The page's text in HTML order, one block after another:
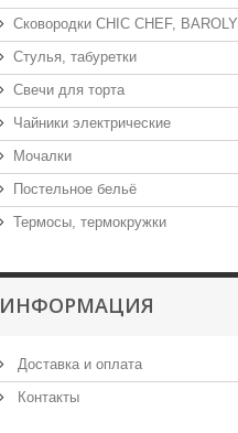
Сковородки CHIC CHEF, BAROLY
Стулья, табуретки
Свечи для торта
Чайники электрические
Мочалки
Постельное бельё
Термосы, термокружки
ИНФОРМАЦИЯ
Доставка и оплата
Контакты